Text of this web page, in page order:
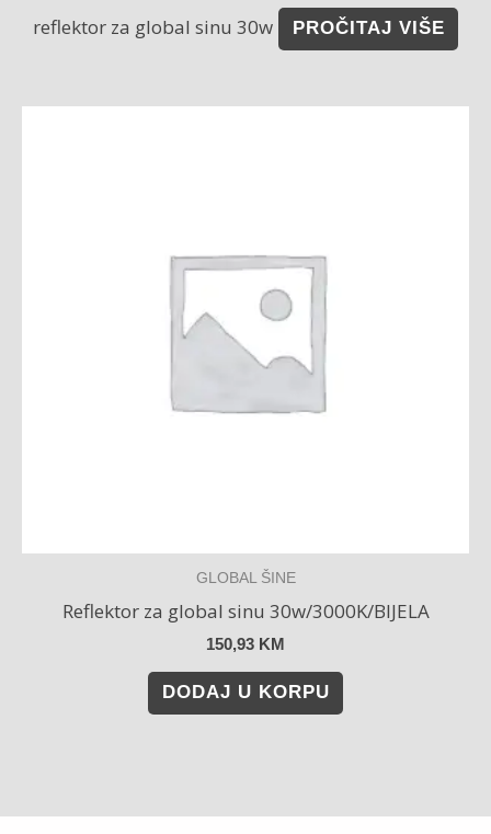
reflektor za global sinu 30w PROČITAJ VIŠE
GLOBAL ŠINE
Reflektor za global sinu 30w/3000K/BIJELA
150,93 KM
DODAJ U KORPU